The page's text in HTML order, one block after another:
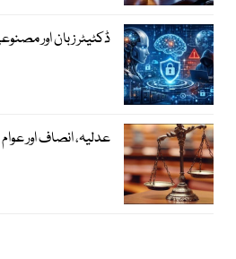
ڈکٹیٹر زبان اور
عدلیہ، انصاف اور عوام